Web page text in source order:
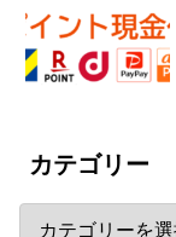
カテゴリー